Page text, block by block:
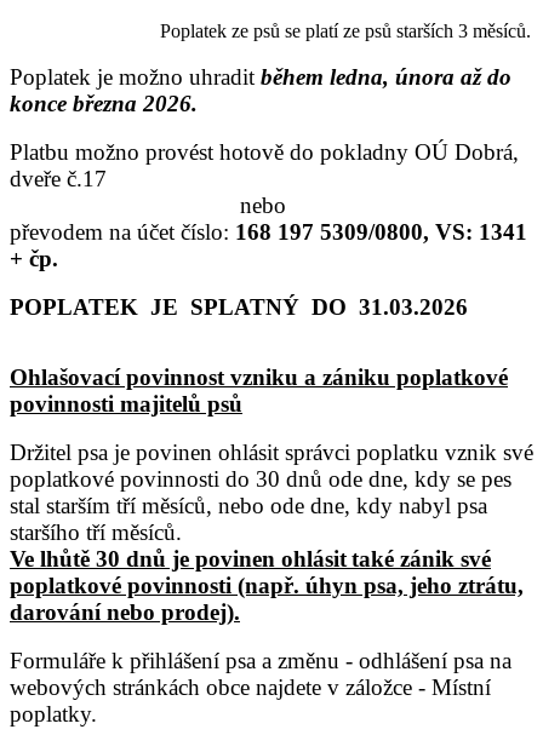
Poplatek ze psů se platí ze psů starších 3 měsíců.
Poplatek je možno uhradit během ledna, února až do
konce března 2026.
Platbu možno provést hotově do pokladny OÚ Dobrá,
dveře č.17
nebo
převodem na účet číslo: 168 197 5309/0800, VS: 1341
+ čp.
POPLATEK JE SPLATNÝ DO 31.03.2026
Ohlašovací povinnost vzniku a zániku poplatkové
povinnosti majitelů psů
Držitel psa je povinen ohlásit správci poplatku vznik své
poplatkové povinnosti do 30 dnů ode dne, kdy se pes
stal starším tří měsíců, nebo ode dne, kdy nabyl psa
staršího tří měsíců.
Ve lhůtě 30 dnů je povinen ohlásittaké zánik své
poplatkové povinnosti (např. úhyn psa, jeho ztrátu,
darování nebo prodej).
Formuláře k přihlášení psa a změnu - odhlášení psa na
webových stránkách obce najdete v záložce - Místní
poplatky.